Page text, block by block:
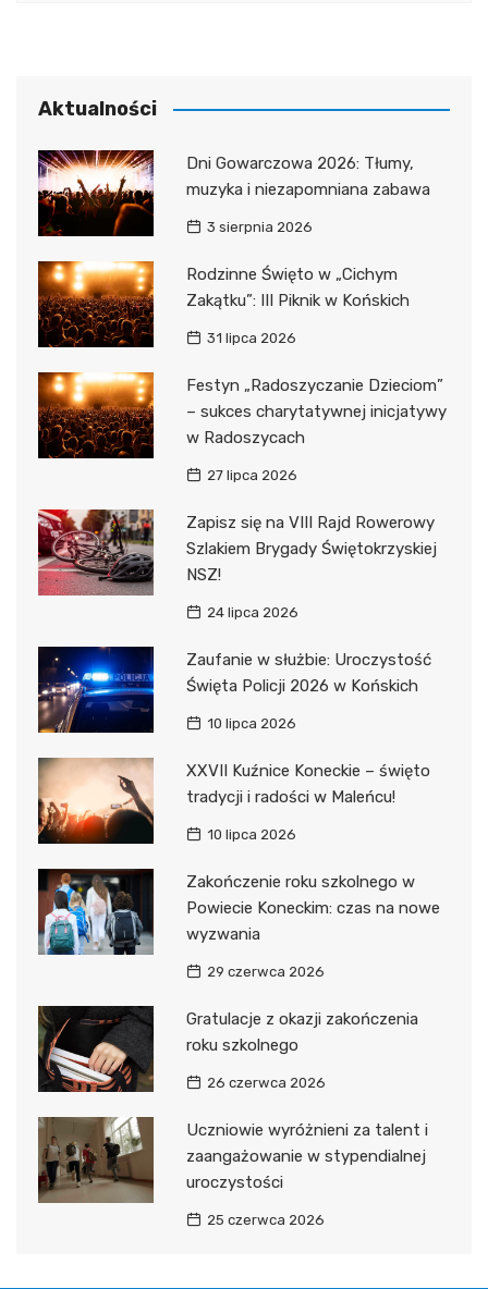
Aktualności
Dni Gowarczowa 2026: Tłumy,
muzyka i niezapomniana zabawa
3 sierpnia 2026
Rodzinne Święto w „Cichym
Zakątku”: III Piknik w Końskich
31 lipca 2026
Festyn „Radoszyczanie Dzieciom”
– sukces charytatywnej inicjatywy
w Radoszycach
27 lipca 2026
Zapisz się na VIII Rajd Rowerowy
Szlakiem Brygady Świętokrzyskiej
NSZ!
24 lipca 2026
Zaufanie w służbie: Uroczystość
Święta Policji 2026 w Końskich
10 lipca 2026
XXVII Kuźnice Koneckie – święto
tradycji i radości w Maleńcu!
10 lipca 2026
Zakończenie roku szkolnego w
Powiecie Koneckim: czas na nowe
wyzwania
29 czerwca 2026
Gratulacje z okazji zakończenia
roku szkolnego
26 czerwca 2026
Uczniowie wyróżnieni za talent i
zaangażowanie w stypendialnej
uroczystości
25 czerwca 2026